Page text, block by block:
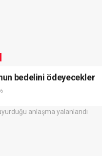
bedelini ödeyecekler